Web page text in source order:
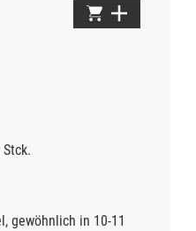
gewöhnlich in 10-11